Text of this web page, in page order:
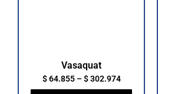
Vasaquat
$64.855–$302.974